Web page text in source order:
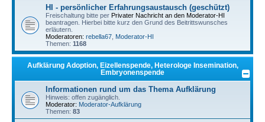
HI - persönlicher Erfahrungsaustausch (geschützt)
Freischaltung bitte per Privater Nachricht an den Moderator-HI
beantragen. Hierbei bitte kurz den Grund des Beitrittswunsches
erläutern.
Moderatoren: rebella67 Moderator-HI
Themen: 1168
Aufklärung Adoption, Eizellenspende, Heterologe Insemination,
Embryonenspende
Informationen rund um das Thema Aufklärung
Hinweis: offen zugänglich.
Moderator: Moderator-Aufklärung
Themen: 83